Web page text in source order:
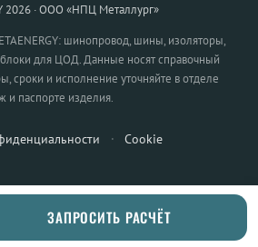
2026 · ООО «НПЦ Металлург»
шинопровод, шины, изоляторы,
для ЦОД. Данные носят справочный
сроки и исполнение уточняйте в отделе
и паспорте изделия.
· Cookie
ЗАПРОСИТЬ РАСЧЁТ